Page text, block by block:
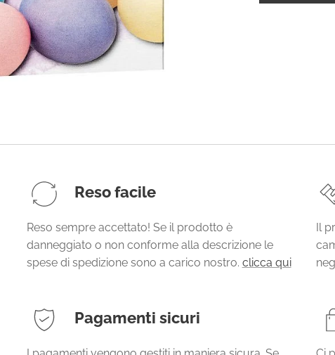
Reso facile
Reso sempre accettato! Se il prodotto è
danneggiato o non conforme alla descrizione le
spese di spedizione sono a carico nostro. clicca qui
Il
Pagamenti sicuri